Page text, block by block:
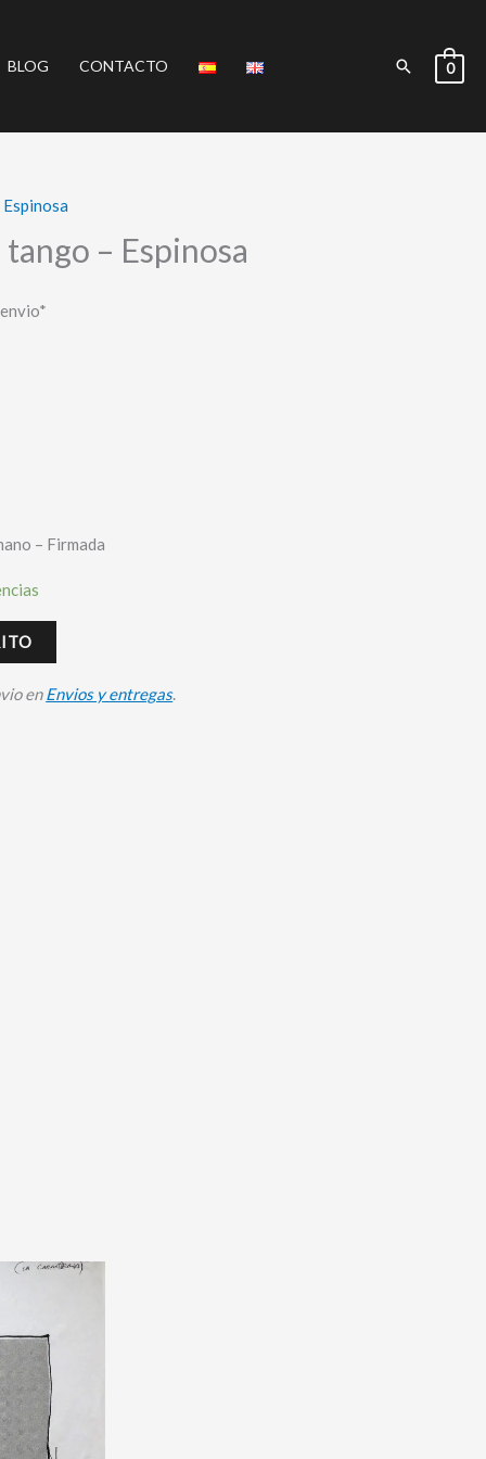
BLOG CONTACTO Buscar
0
– Espinosa
– Firmada
enEnvios y entregas.